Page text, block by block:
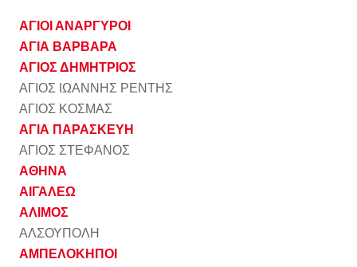
ΑΓΙΟΙ ΑΝΑΡΓΥΡΟΙ
ΑΓΙΑ ΒΑΡΒΑΡΑ
ΑΓΙΟΣ ΔΗΜΗΤΡΙΟΣ
ΑΓΙΟΣ ΙΩΑΝΝΗΣ ΡΕΝΤΗΣ
ΑΓΙΟΣ ΚΟΣΜΑΣ
ΑΓΙΑ ΠΑΡΑΣΚΕΥΗ
ΑΓΙΟΣ ΣΤΕΦΑΝΟΣ
ΑΘΗΝΑ
ΑΙΓΑΛΕΩ
ΑΛΙΜΟΣ
ΑΛΣΟΥΠΟΛΗ
ΑΜΠΕΛΟΚΗΠΟΙ